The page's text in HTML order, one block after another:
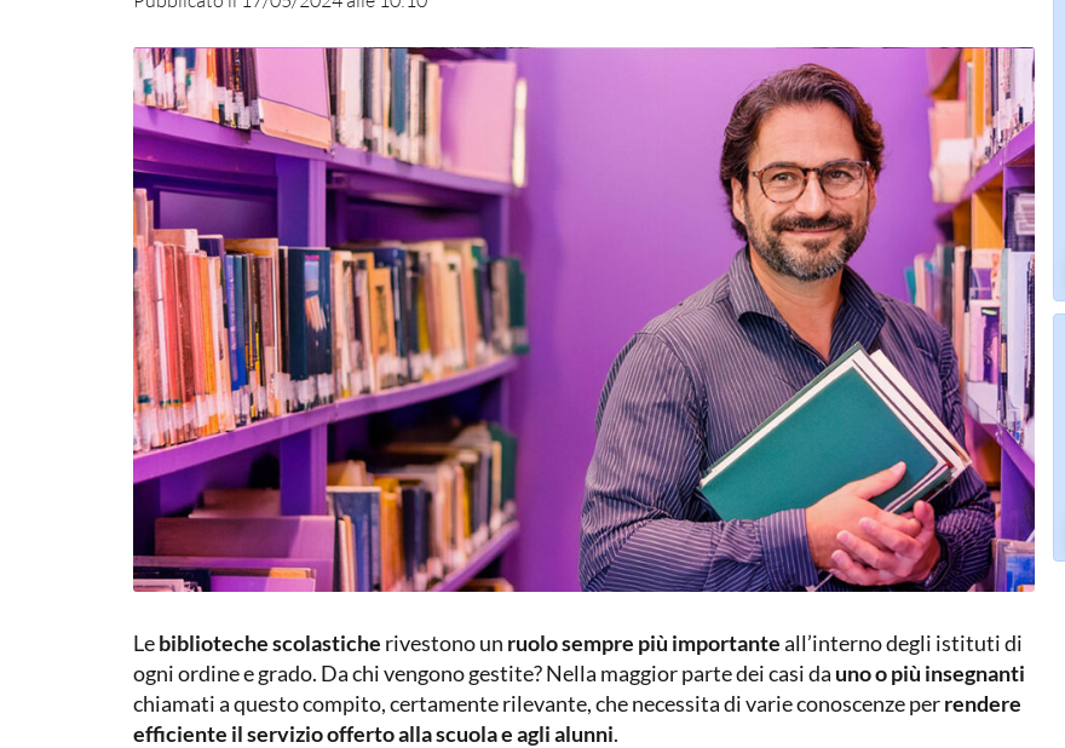
Lebiblioteche scolastiche rivestono un ruolo sempre più importanteall’interno degli istituti di
ogni ordine e grado. Da chi vengono gestite? Nella maggior parte dei casi da uno o più insegnanti
chiamati a questo compito, certamente rilevante, che necessita di varie conoscenze perrendere
efficiente il servizio offerto alla scuola e agli alunni.